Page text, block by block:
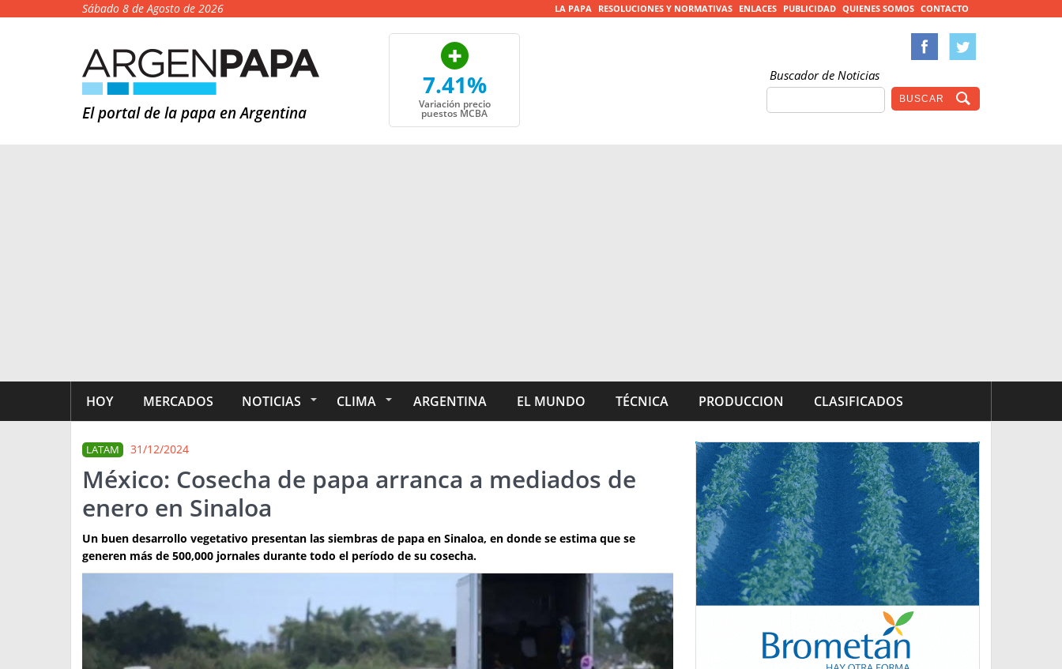
Sábado 8 de Agosto de 2026 LA PAPA RESOLUCIONES Y NORMATIVAS ENLACES PUBLICIDAD QUIENES SOMOS CONTACTO
El portal de la papa en Argentina
7.41%
Variación precio
puestos MCBA
Buscador de Noticias
HOY MERCADOS NOTICIAS CLIMA ARGENTINA EL MUNDO TÉCNICA PRODUCCION CLASIFICADOS
LATAM 31/12/2024
México: Cosecha de papa arranca a mediados de
enero en Sinaloa
Un buen desarrollo vegetativo presentan las siembras de papa en Sinaloa, en donde se estima que se
generen más de 500,000 jornales durante todo el período de su cosecha.